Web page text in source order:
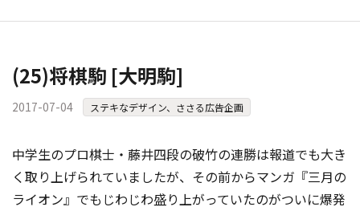
(25)将棋駒 [大明駒]
2017-07-04 ステキなデザイン、ささる広告企画
中学生のプロ棋士・藤井四段の破竹の連勝は報道でも大き
く取り上げられていましたが、その前からマンガ『三月の
ライオン』でもじわじわ盛り上がっていたのがついに爆発